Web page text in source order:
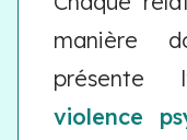
manière
présente
violence